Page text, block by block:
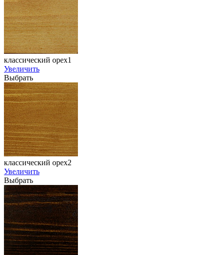
классический орех1
Увеличить
Выбрать
классический орех2
Увеличить
Выбрать